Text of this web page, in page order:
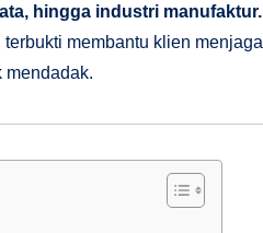
hingga industri manufaktur.
membantu klien menjaga
mendadak.